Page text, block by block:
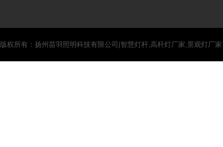
版权所有：扬州苗羽照明科技有限公司|智慧灯杆,高杆灯厂家,景观灯厂家